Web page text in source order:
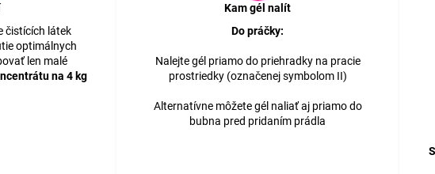
čistících látek
optimálnych
len malé
na 4 kg
Kam gél nalít
Do práčky:
Nalejte gél priamo do priehradky na pracie
prostriedky (označenej symbolom II)
Alternatívne môžete gél naliať aj priamo do
bubna pred pridaním prádla